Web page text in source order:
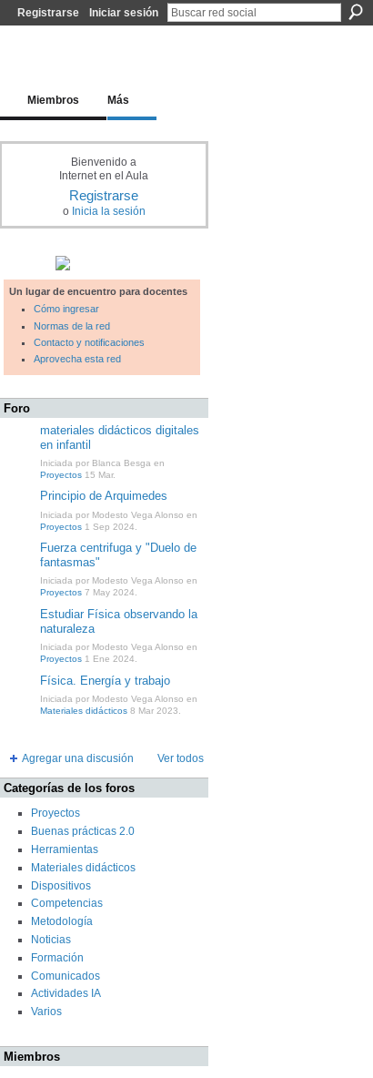
Registrarse Iniciar sesión
Miembros Más
Bienvenido a
Internet en el Aula
Registrarse
o Inicia la sesión
Un lugar de encuentro para docentes
Cómo ingresar
Normas de la red
Contacto y notificaciones
Aprovecha esta red
Foro
materiales didácticos digitales
en infantil
Iniciada por Blanca Besga en
Proyectos 15 Mar.
Principio de Arquimedes
Iniciada por Modesto Vega Alonso en
Proyectos 1 Sep 2024.
Fuerza centrifuga y "Duelo de
fantasmas"
Iniciada por Modesto Vega Alonso en
Proyectos 7 May 2024.
Estudiar Física observando la
naturaleza
Iniciada por Modesto Vega Alonso en
Proyectos 1 Ene 2024.
Física. Energía y trabajo
Iniciada por Modesto Vega Alonso en
Materiales didácticos 8 Mar 2023.
Agregar una discusión Ver todos
Categorías de los foros
Proyectos
Buenas prácticas 2.0
Herramientas
Materiales didácticos
Dispositivos
Competencias
Metodología
Noticias
Formación
Comunicados
Actividades IA
Varios
Miembros